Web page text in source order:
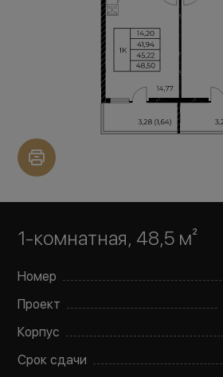
1-комнатная, 48,5 м²
Номер
Проект
Корпус
Срок сдачи